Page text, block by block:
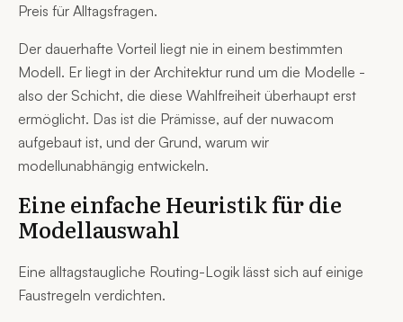
Preis für Alltagsfragen.
Der dauerhafte Vorteil liegt nie in einem bestimmten
Modell. Er liegt in der Architektur rund um die Modelle -
also der Schicht, die diese Wahlfreiheit überhaupt erst
ermöglicht. Das ist die Prämisse, auf der nuwacom
aufgebaut ist, und der Grund, warum wir
modellunabhängig entwickeln.
Eine einfache Heuristik für die
Modellauswahl
Eine alltagstaugliche Routing-Logik lässt sich auf einige
Faustregeln verdichten.